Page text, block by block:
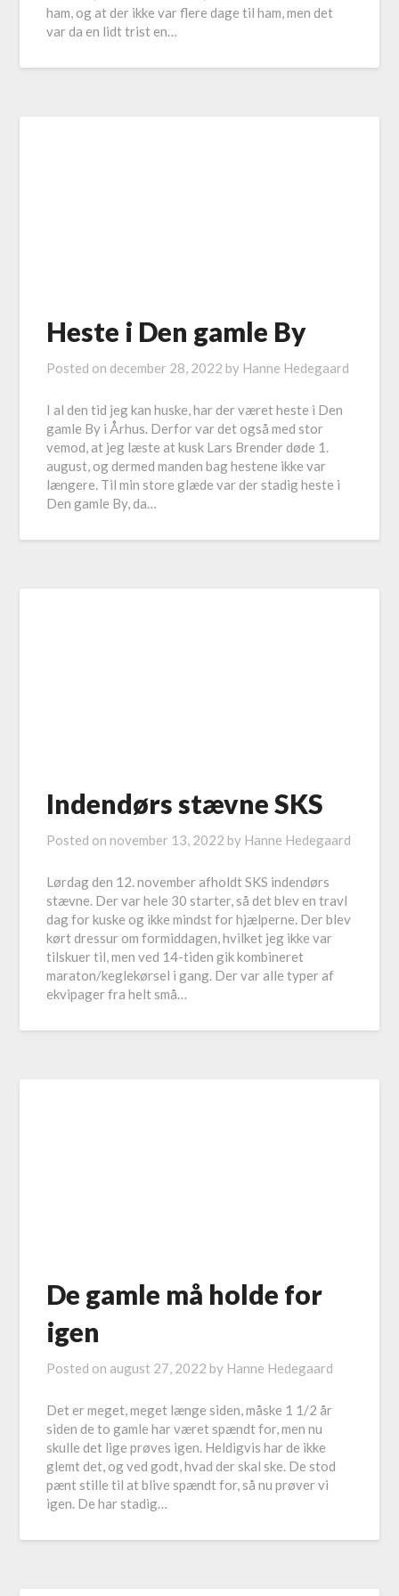
ham, og at der ikke var flere dage til ham, men det
var da en lidt trist en…
Heste i Den gamle By
Posted on december 28, 2022 by Hanne Hedegaard
I al den tid jeg kan huske, har der været heste i Den
gamle By i Århus. Derfor var det også med stor
vemod, at jeg læste at kusk Lars Brender døde 1.
august, og dermed manden bag hestene ikke var
længere. Til min store glæde var der stadig heste i
Den gamle By, da…
Indendørs stævne SKS
Posted on november 13, 2022 by Hanne Hedegaard
Lørdag den 12. november afholdt SKS indendørs
stævne. Der var hele 30 starter, så det blev en travl
dag for kuske og ikke mindst for hjælperne. Der blev
kørt dressur om formiddagen, hvilket jeg ikke var
tilskuer til, men ved 14-tiden gik kombineret
maraton/keglekørsel i gang. Der var alle typer af
ekvipager fra helt små…
De gamle må holde for
igen
Posted on august 27, 2022 by Hanne Hedegaard
Det er meget, meget længe siden, måske 1 1/2 år
siden de to gamle har været spændt for, men nu
skulle det lige prøves igen. Heldigvis har de ikke
glemt det, og ved godt, hvad der skal ske. De stod
pænt stille til at blive spændt for, så nu prøver vi
igen. De har stadig…